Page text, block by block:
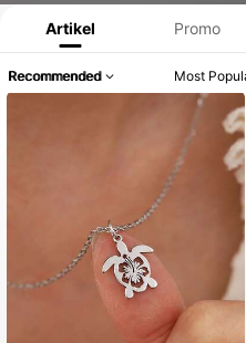
Artikel Promo
Recommended Most